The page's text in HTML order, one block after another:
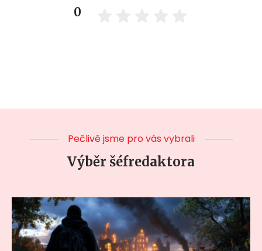
0
Pečlivě jsme pro vás vybrali
Výběr šéfredaktora